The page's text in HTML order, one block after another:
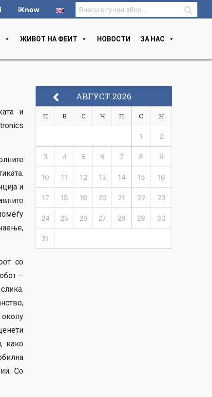
iKnow
ЖИВОТ НА ФЕИТ НОВОСТИ ЗА НАС
и
и
со
–
како
Со
АВГУСТ 2026
П В С Ч П С Н
1 2
3 4 5 6 7 8 9
10 11 12 13 14 15 16
17 18 19 20 21 22 23
24 25 26 27 28 29 30
31